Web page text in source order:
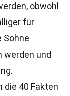
obwohl
für
Söhne
werden und
die 40 Fakten